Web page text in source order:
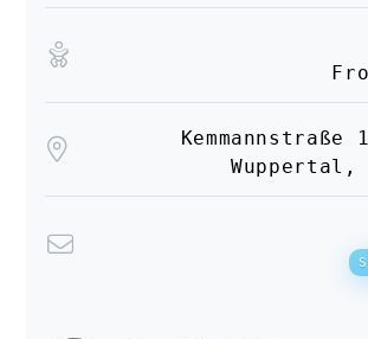
Kemmannstraße
Wuppertal,